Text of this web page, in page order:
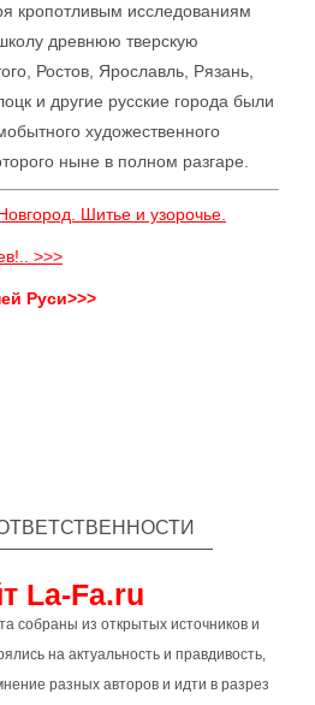
кропотливым исследованиям
древнюю тверскую
Ростов, Ярославль, Рязань,
и другие русские города были
художественного
ныне в полном разгаре.
Шитье и узорочье.
>>>
Руси>>>
La-Fa.ru
собраны из открытых источников и
на актуальность и правдивость,
разных авторов и идти в разрез